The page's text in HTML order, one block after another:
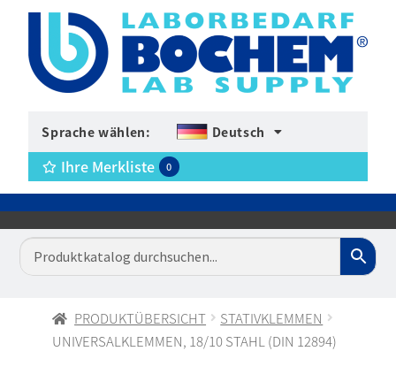
Sprache wählen: Deutsch
Ihre Merkliste 0
PRODUKTÜBERSICHT
STATIVKLEMMEN
UNIVERSALKLEMMEN, 18/10 STAHL (DIN 12894)